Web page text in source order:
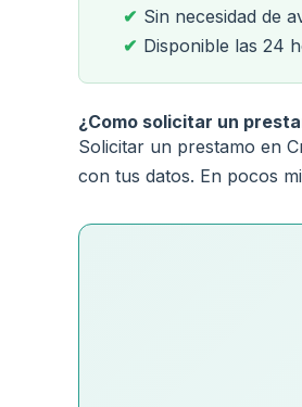
Sin necesidad de
Disponible las 24
¿Como solicitar un
Solicitar un prestamo en
con tus datos. En pocos